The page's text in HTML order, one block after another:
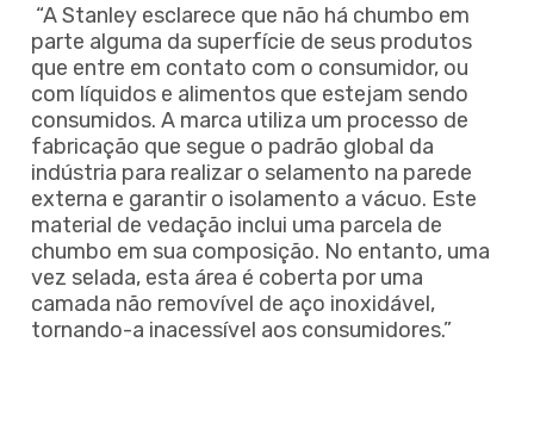
“A Stanley esclarece que não há chumbo em
parte alguma da superfície de seus produtos
que entre em contato com o consumidor, ou
com líquidos e alimentos que estejam sendo
consumidos. A marca utiliza um processo de
fabricação que segue o padrão global da
indústria para realizar o selamento na parede
externa e garantir o isolamento a vácuo. Este
material de vedação inclui uma parcela de
chumbo em sua composição. No entanto, uma
vez selada, esta área é coberta por uma
camada não removível de aço inoxidável,
tornando-a inacessível aos consumidores.”